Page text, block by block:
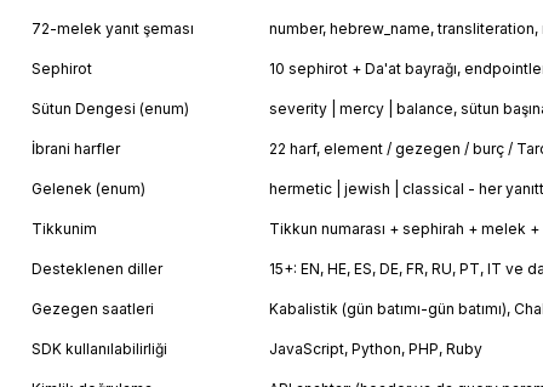
72-melek yanıt şeması number, hebrew_name,
Sephirot 10 sephirot + Da'at bayrağı,
Sütun Dengesi (enum) severity | mercy | balance, sütun
İbrani harfler 22 harf, element / gezegen / burç /
Gelenek (enum) hermetic | jewish | classical - her
Tikkunim Tikkun numarası + sephirah + melek
Desteklenen diller 15+: EN, HE, ES, DE, FR, RU, PT, IT ve
Gezegen saatleri Kabalistik (gün batımı-gün batımı),
SDK kullanılabilirliği JavaScript, Python, PHP, Ruby